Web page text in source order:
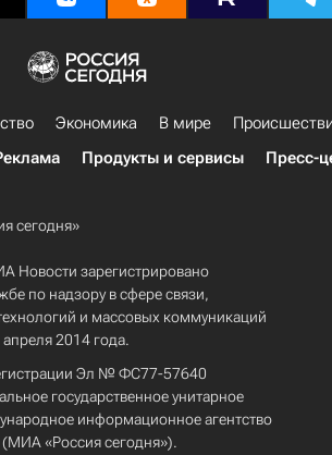
Экономика В мире
Продукты и сервисы Пресс-
сегодня»
Новости зарегистрировано
по надзору в сфере связи,
и массовых коммуникаций
2014 года.
Эл № ФС77-57640
государственное унитарное
информационное агентство
(МИА «Россия сегодня»).